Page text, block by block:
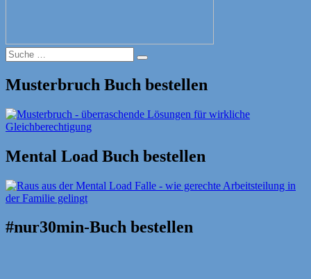
Suche
nach:
Suche
Musterbruch Buch bestellen
Mental Load Buch bestellen
#nur30min-Buch bestellen